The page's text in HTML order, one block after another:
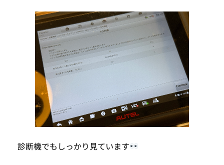
診断機でもしっかり見ています